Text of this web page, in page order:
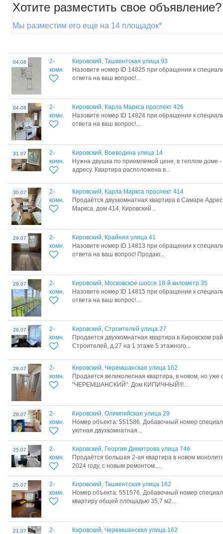
Хотите разместить свое объявление?
Мы разместим его еще на 14 площадок*
04.08
2-
комн.
Кировский, Ташкентская улица 93
Назовите номер ID 14825 при обращении к
ответа на ваш вопрос!...
04.08
2-
комн.
Кировский, Карла Маркса проспект 426
Назовите номер ID 14824 при обращении к
ответа на ваш вопрос!...
31.07
2-
комн.
Кировский, Воеводина улица 14
Нужна двушка по приемлемой цене, в теплом доме
адресу. Квартира расположена в...
30.07
2-
комн.
Кировский, Карла Маркса проспект 414
Продаётся двухкомнатная квартира в Самаре
Маркса, дом 414, Кировский...
29.07
2-
комн.
Кировский, Крайняя улица 41
Назовите номер ID 14813 при обращении к
ответа на ваш вопрос! Продаю...
29.07
2-
комн.
Кировский, Московское шоссе 18-й километр 35
Назовите номер ID 14815 при обращении к
ответа на ваш вопрос!...
28.07
2-
комн.
Кировский, Строителей улица 27
Продается двухкомнатная квартира в Кировском
Строителей, д.27 на 1 этаже 5 этажного...
28.07
2-
комн.
Кировский, Черемшанская улица 162
Продается великолепная квартира, в новом, но
"ЧЕРЕМШАНСКИЙ". Дом КИПИЧНЫЙ!!!...
28.07
2-
комн.
Кировский, Олимпийская улица 29
Номер объекта: 551586. Добавочный номер
уютная двухкомнатная...
25.07
2-
комн.
Кировский, Георгия Димитрова улица 74б
Продаётся большая 2-ая квартира в новом
2024 году, с новым ремонтом....
25.07
2-
комн.
Кировский, Ташкентская улица 162
Номер объекта: 551576. Добавочный номер
квартиру общей площадью 35,7 м2...
21.07
2-
Кировский, Черемшанская улица 162